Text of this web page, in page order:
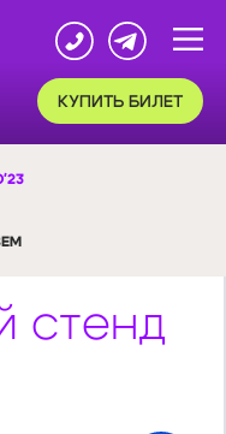
КУПИТЬ БИЛЕТ
стенд